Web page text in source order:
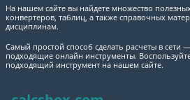
На нашем сайте вы найдете множество
конвертеров, таблиц, а также справочных
дисциплинам.
Самый простой способ сделать расчеты в сети
подходящие онлайн инструменты.
подходящий инструмент на нашем сайте.